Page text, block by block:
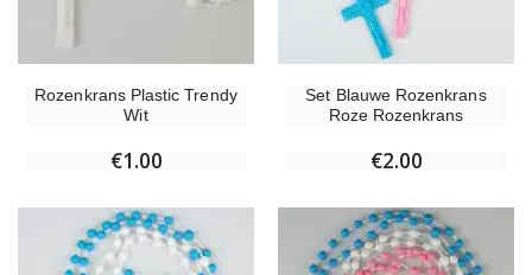
Rozenkrans Plastic Trendy
Wit
€1.00
Set Blauwe Rozenkrans
Roze Rozenkrans
€2.00